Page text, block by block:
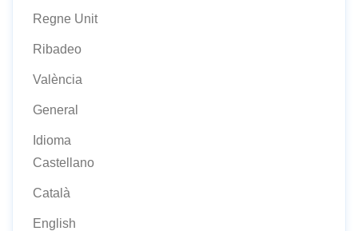
Regne Unit
Ribadeo
València
General
Idioma
Castellano
Català
English